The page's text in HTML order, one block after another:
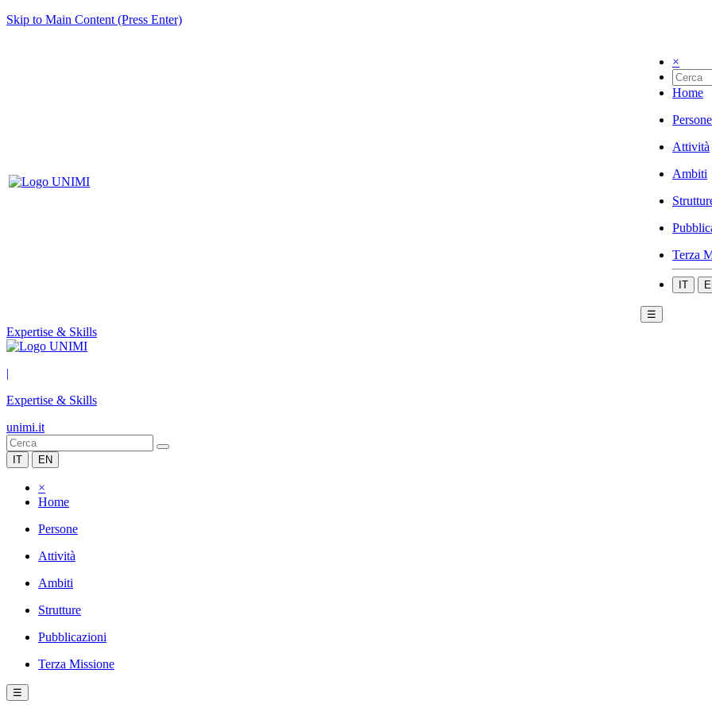
Skip to Main Content (Press Enter)
×
Home
Persone
Attività
Ambiti
Terza
IT
☰
Expertise & Skills
|
Expertise & Skills
unimi.it
IT EN
×
Home
Persone
Attività
Ambiti
Strutture
Pubblicazioni
Terza Missione
☰